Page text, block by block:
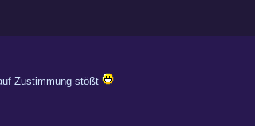
Zustimmung stößt